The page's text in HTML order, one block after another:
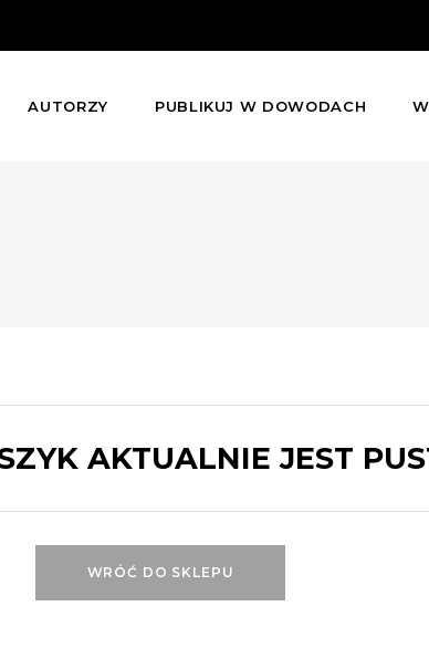
AUTORZY PUBLIKUJ W DOWODACH
AKTUALNIE JEST
WRÓĆ DO SKLEPU